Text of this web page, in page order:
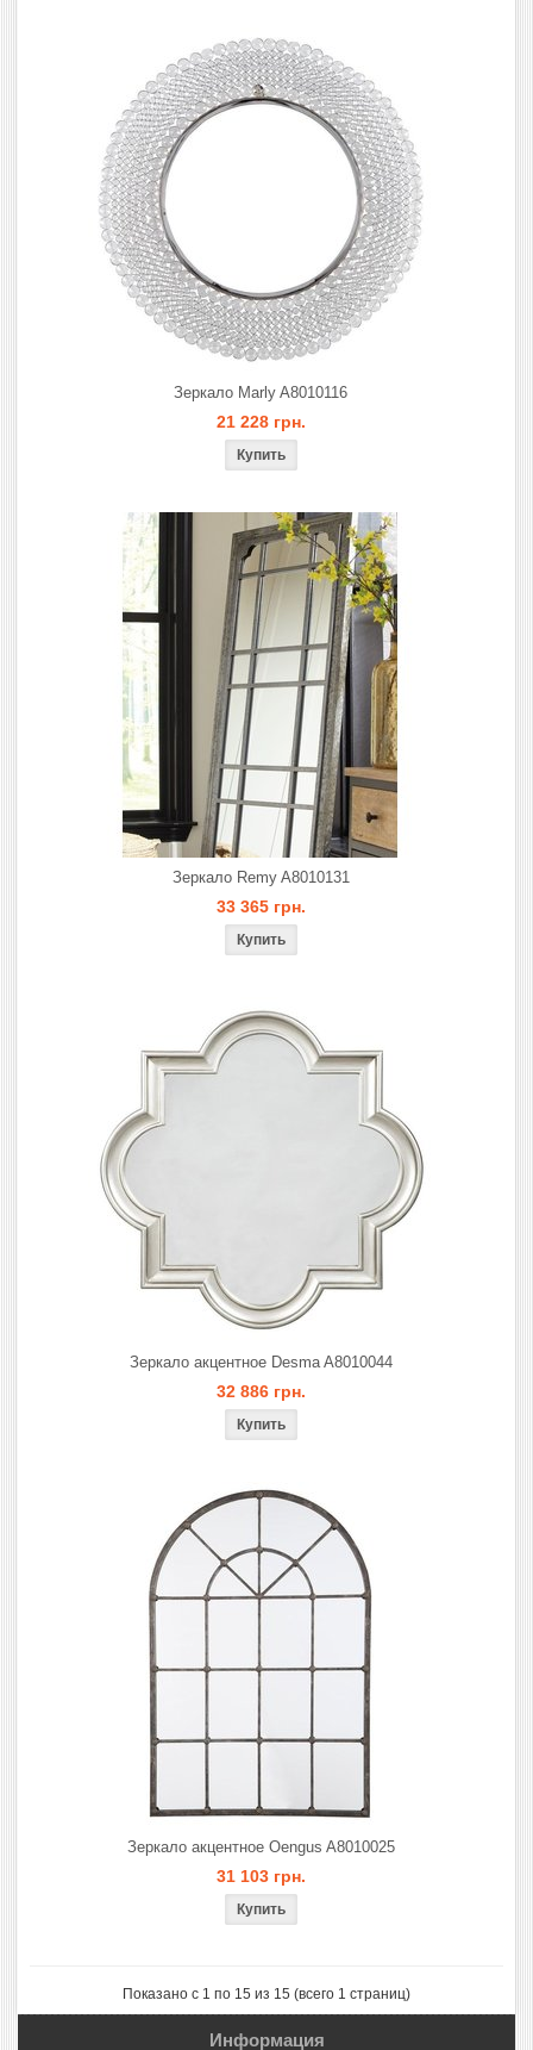
Зеркало Marly A8010116
21 228 грн.
Зеркало Remy A8010131
33 365 грн.
Зеркало акцентное Desma A8010044
32 886 грн.
Зеркало акцентное Oengus A8010025
31 103 грн.
Показано с 1 по 15 из 15 (всего 1 страниц)
Информация